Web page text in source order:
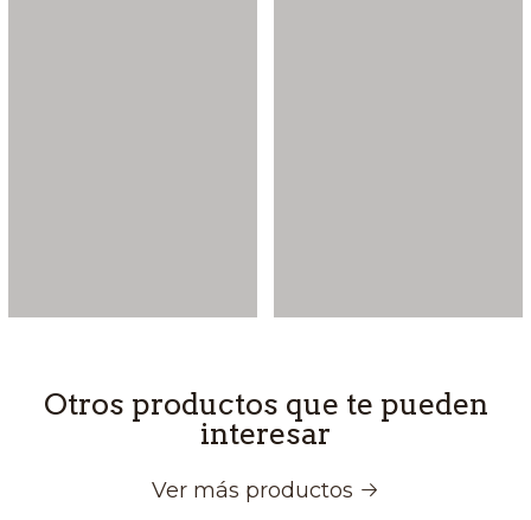
Otros productos que te pueden
interesar
Ver más productos